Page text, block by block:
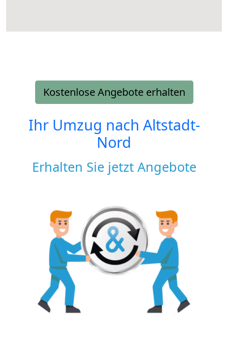
Kostenlose Angebote erhalten
Ihr Umzug nach Altstadt-
Nord
Erhalten Sie jetzt Angebote